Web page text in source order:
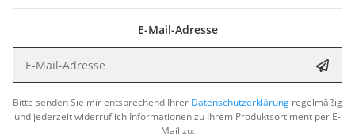
E-Mail-Adresse
Bitte senden Sie mir entsprechend Ihrer Datenschutzerklärung regelmäßig
und jederzeit widerruflich Informationen zu Ihrem Produktsortiment per E-
Mail zu.